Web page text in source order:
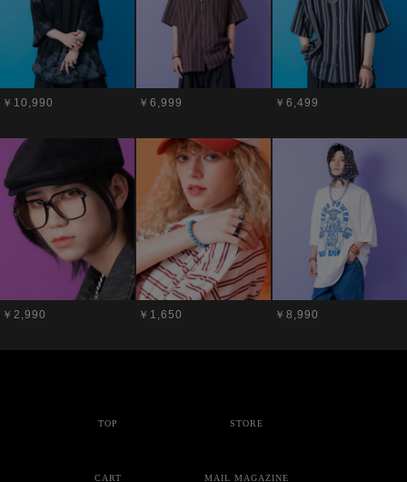
￥10,990 ￥6,999 ￥6,499
￥2,990 ￥1,650 ￥8,990
TOP STORE
CART MAIL MAGAZINE